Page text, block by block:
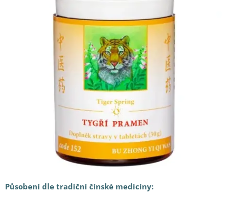
Působení dle tradiční čínské medicíny: